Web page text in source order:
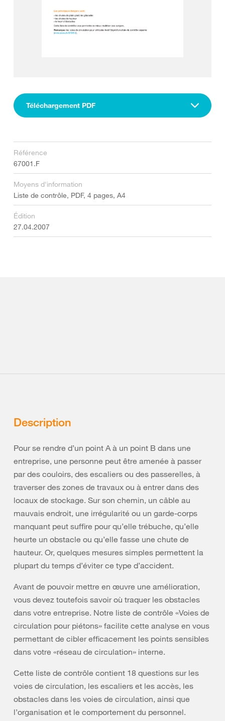
Téléchargement PDF
Référence
67001.F
Moyens d'information
Liste de contrôle, PDF, 4 pages, A4
Édition
27.04.2007
Description
Pour se rendre d’un point A à un point B dans une
entreprise, une personne peut être amenée à passer
par des couloirs, des escaliers ou des passerelles, à
traverser des zones de travaux ou à entrer dans des
locaux de stockage. Sur son chemin, un câble au
mauvais endroit, une irrégularité ou un garde-corps
manquant peut suffire pour qu’elle trébuche, qu’elle
heurte un obstacle ou qu’elle fasse une chute de
hauteur. Or, quelques mesures simples permettent la
plupart du temps d’éviter ce type d’accident.
Avant de pouvoir mettre en œuvre une amélioration,
vous devez toutefois savoir où traquer les obstacles
dans votre entreprise. Notre liste de contrôle «Voies de
circulation pour piétons» facilite cette analyse en vous
permettant de cibler efficacement les points sensibles
dans votre «réseau de circulation» interne.
Cette liste de contrôle contient 18 questions sur les
voies de circulation, les escaliers et les accès, les
obstacles dans les voies de circulation, ainsi que
l’organisation et le comportement du personnel.